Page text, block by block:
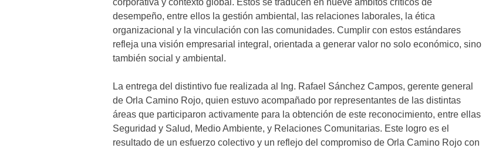
desempeño, entre ellos la gestión ambiental, las relaciones laborales, la ética
organizacional y la vinculación con las comunidades. Cumplir con estos estándares
refleja una visión empresarial integral, orientada a generar valor no solo económico, sino
también social y ambiental.
La entrega del distintivo fue realizada al Ing. Rafael Sánchez Campos, gerente general
de Orla Camino Rojo, quien estuvo acompañado por representantes de las distintas
áreas que participaron activamente para la obtención de este reconocimiento, entre ellas
Seguridad y Salud, Medio Ambiente, y Relaciones Comunitarias. Este logro es el
resultado de un esfuerzo colectivo y un reflejo del compromiso de Orla Camino Rojo con